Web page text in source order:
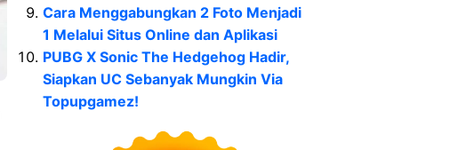
Cara Menggabungkan 2 Foto Menjadi
1 Melalui Situs Online dan Aplikasi
PUBG X Sonic The Hedgehog Hadir,
Siapkan UC Sebanyak Mungkin Via
Topupgamez!